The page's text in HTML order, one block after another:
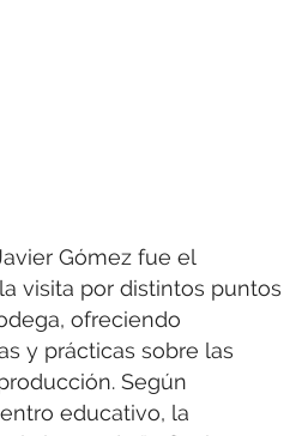
Gómez fue el
visita por distintos puntos
ofreciendo
y prácticas sobre las
Según
educativo, la